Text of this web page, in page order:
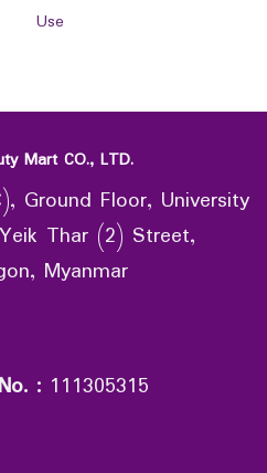
Use
Mart CO., LTD.
Ground Floor, University
Thar (2) Street,
Myanmar
: 111305315